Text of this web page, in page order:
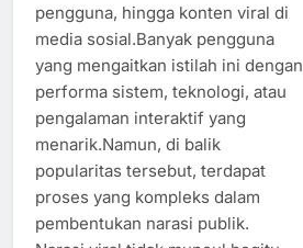
pengguna, hingga konten viral di
media sosial.Banyak pengguna
yang mengaitkan istilah ini dengan
performa sistem, teknologi, atau
pengalaman interaktif yang
menarik.Namun, di balik
popularitas tersebut, terdapat
proses yang kompleks dalam
pembentukan narasi publik.